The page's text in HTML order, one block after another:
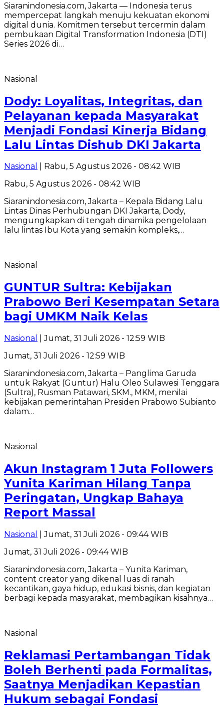
Siaranindonesia.com, Jakarta — Indonesia terus
mempercepat langkah menuju kekuatan ekonomi
digital dunia. Komitmen tersebut tercermin dalam
pembukaan Digital Transformation Indonesia (DTI)
Series 2026 di…
Nasional
Dody: Loyalitas, Integritas, dan
Pelayanan kepada Masyarakat
Menjadi Fondasi Kinerja Bidang
Lalu Lintas Dishub DKI Jakarta
Nasional
| Rabu, 5 Agustus 2026 - 08:42 WIB
Rabu, 5 Agustus 2026 - 08:42 WIB
Siaranindonesia.com, Jakarta – Kepala Bidang Lalu
Lintas Dinas Perhubungan DKI Jakarta, Dody,
mengungkapkan di tengah dinamika pengelolaan
lalu lintas Ibu Kota yang semakin kompleks,…
Nasional
GUNTUR Sultra: Kebijakan
Prabowo Beri Kesempatan Setara
bagi UMKM Naik Kelas
Nasional
| Jumat, 31 Juli 2026 - 12:59 WIB
Jumat, 31 Juli 2026 - 12:59 WIB
Siaranindonesia.com, Jakarta – Panglima Garuda
untuk Rakyat (Guntur) Halu Oleo Sulawesi Tenggara
(Sultra), Rusman Patawari, SKM., MKM, menilai
kebijakan pemerintahan Presiden Prabowo Subianto
dalam…
Nasional
Akun Instagram 1 Juta Followers
Yunita Kariman Hilang Tanpa
Peringatan, Ungkap Bahaya
Report Massal
Nasional
| Jumat, 31 Juli 2026 - 09:44 WIB
Jumat, 31 Juli 2026 - 09:44 WIB
Siaranindonesia.com, Jakarta – Yunita Kariman,
content creator yang dikenal luas di ranah
kecantikan, gaya hidup, edukasi bisnis, dan kegiatan
berbagi kepada masyarakat, membagikan kisahnya…
Nasional
Reklamasi Pertambangan Tidak
Boleh Berhenti pada Formalitas,
Saatnya Menjadikan Kepastian
Hukum sebagai Fondasi